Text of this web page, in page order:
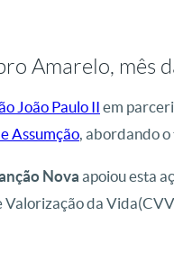
Amarelo, mês
João Paulo II em
Assumção, abordando o
Nova apoiou esta
da